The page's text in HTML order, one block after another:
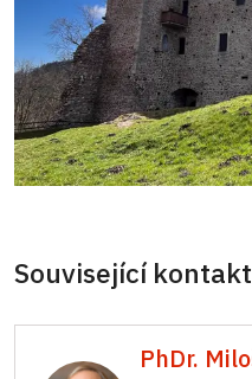
Související
PhDr.